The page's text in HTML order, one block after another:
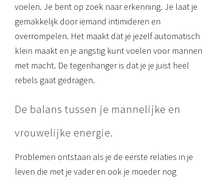
voelen. Je bent op zoek naar erkenning. Je laat je
gemakkelijk door iemand intimideren en
overrompelen. Het maakt dat je jezelf automatisch
klein maakt en je angstig kunt voelen voor mannen
met macht. De tegenhanger is dat je je juist heel
rebels gaat gedragen.
De balans tussen je mannelijke en
vrouwelijke energie.
Problemen ontstaan als je de eerste relaties in je
leven die met je vader en ook je moeder nog